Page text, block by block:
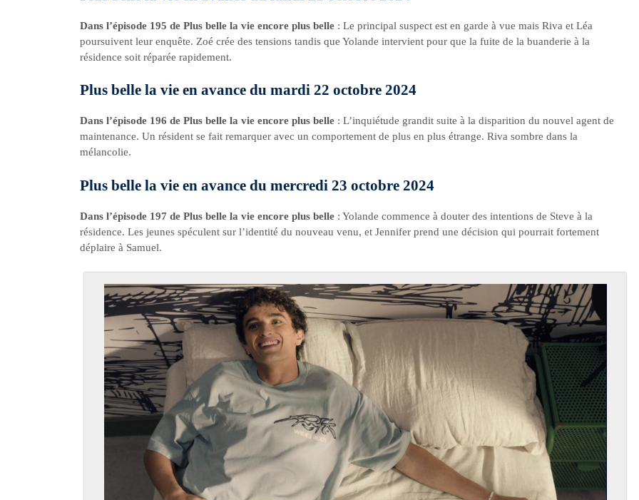
Dans l’épisode 195 de Plus belle la vie encore plus belle : Le principal suspect est en garde à vue mais Riva et Léa
poursuivent leur enquête. Zoé crée des tensions tandis que Yolande intervient pour que la fuite de la buanderie à la
résidence soit réparée rapidement.
Plus belle la vie en avance du mardi 22 octobre 2024
Dans l’épisode 196 de Plus belle la vie encore plus belle : L’inquiétude grandit suite à la disparition du nouvel agent de
maintenance. Un résident se fait remarquer avec un comportement de plus en plus étrange. Riva sombre dans la
mélancolie.
Plus belle la vie en avance du mercredi 23 octobre 2024
Dans l’épisode 197 de Plus belle la vie encore plus belle : Yolande commence à douter des intentions de Steve à la
résidence. Les jeunes spéculent sur l’identité du nouveau venu, et Jennifer prend une décision qui pourrait fortement
déplaire à Samuel.